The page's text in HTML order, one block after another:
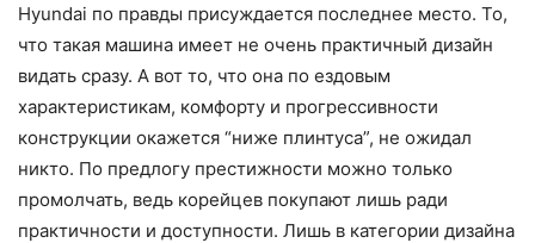
Hyundai по правды присуждается последнее место. То,
что такая машина имеет не очень практичный дизайн
видать сразу. А вот то, что она по ездовым
характеристикам, комфорту и прогрессивности
конструкции окажется “ниже плинтуса”, не ожидал
никто. По предлогу престижности можно только
промолчать, ведь корейцев покупают лишь ради
практичности и доступности. Лишь в категории дизайна